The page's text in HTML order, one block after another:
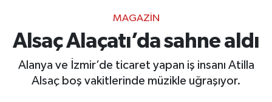
MAGAZIN
Alsaç Alaçatı’da sahne aldı
Alanya ve İzmir’de ticaret yapan iş insanı Atilla
Alsaç boş vakitlerinde müzikle uğraşıyor.
Dünya
Haber Arşivi